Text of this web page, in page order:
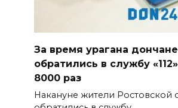
За время урагана дончане
обратились в службу
8000 раз
Накануне жители Ростовской